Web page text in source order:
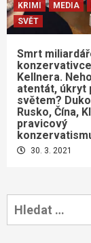
KRIMI MEDIA
SVĚT
Smrt
Kellnera.
atentát, úkryt
světem?
Rusko, Čína,
pravicový
30. 3. 2021
Vyhledávání